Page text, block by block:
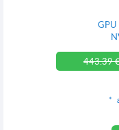
GPU
443.39